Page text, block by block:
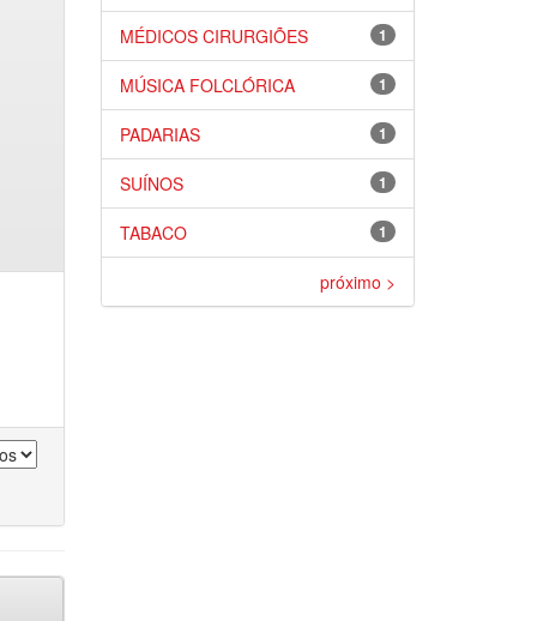
1
MÉDICOS CIRURGIÕES
1
MÚSICA FOLCLÓRICA
1
PADARIAS
1
SUÍNOS
1
TABACO
próximo >